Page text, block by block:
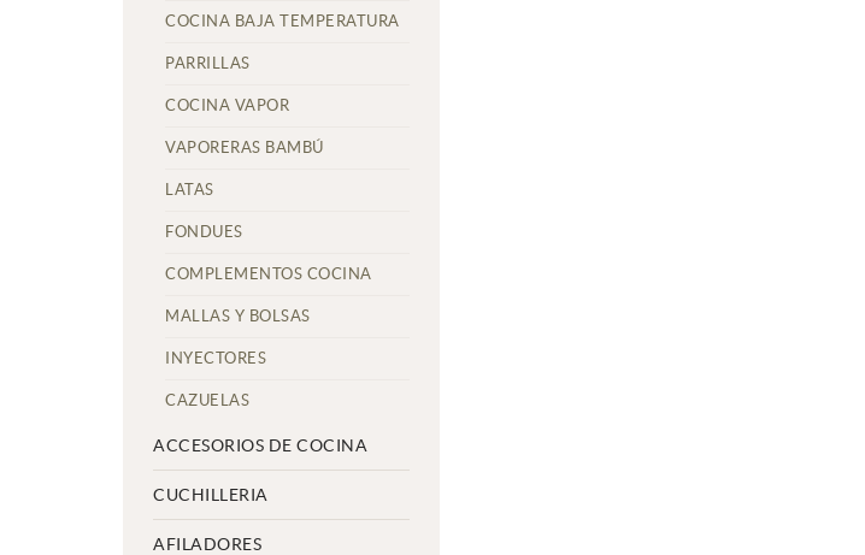
COCINA BAJA TEMPERATURA
PARRILLAS
COCINA VAPOR
VAPORERAS BAMBÚ
LATAS
FONDUES
COMPLEMENTOS COCINA
MALLAS Y BOLSAS
INYECTORES
CAZUELAS
ACCESORIOS DE COCINA
CUCHILLERIA
AFILADORES